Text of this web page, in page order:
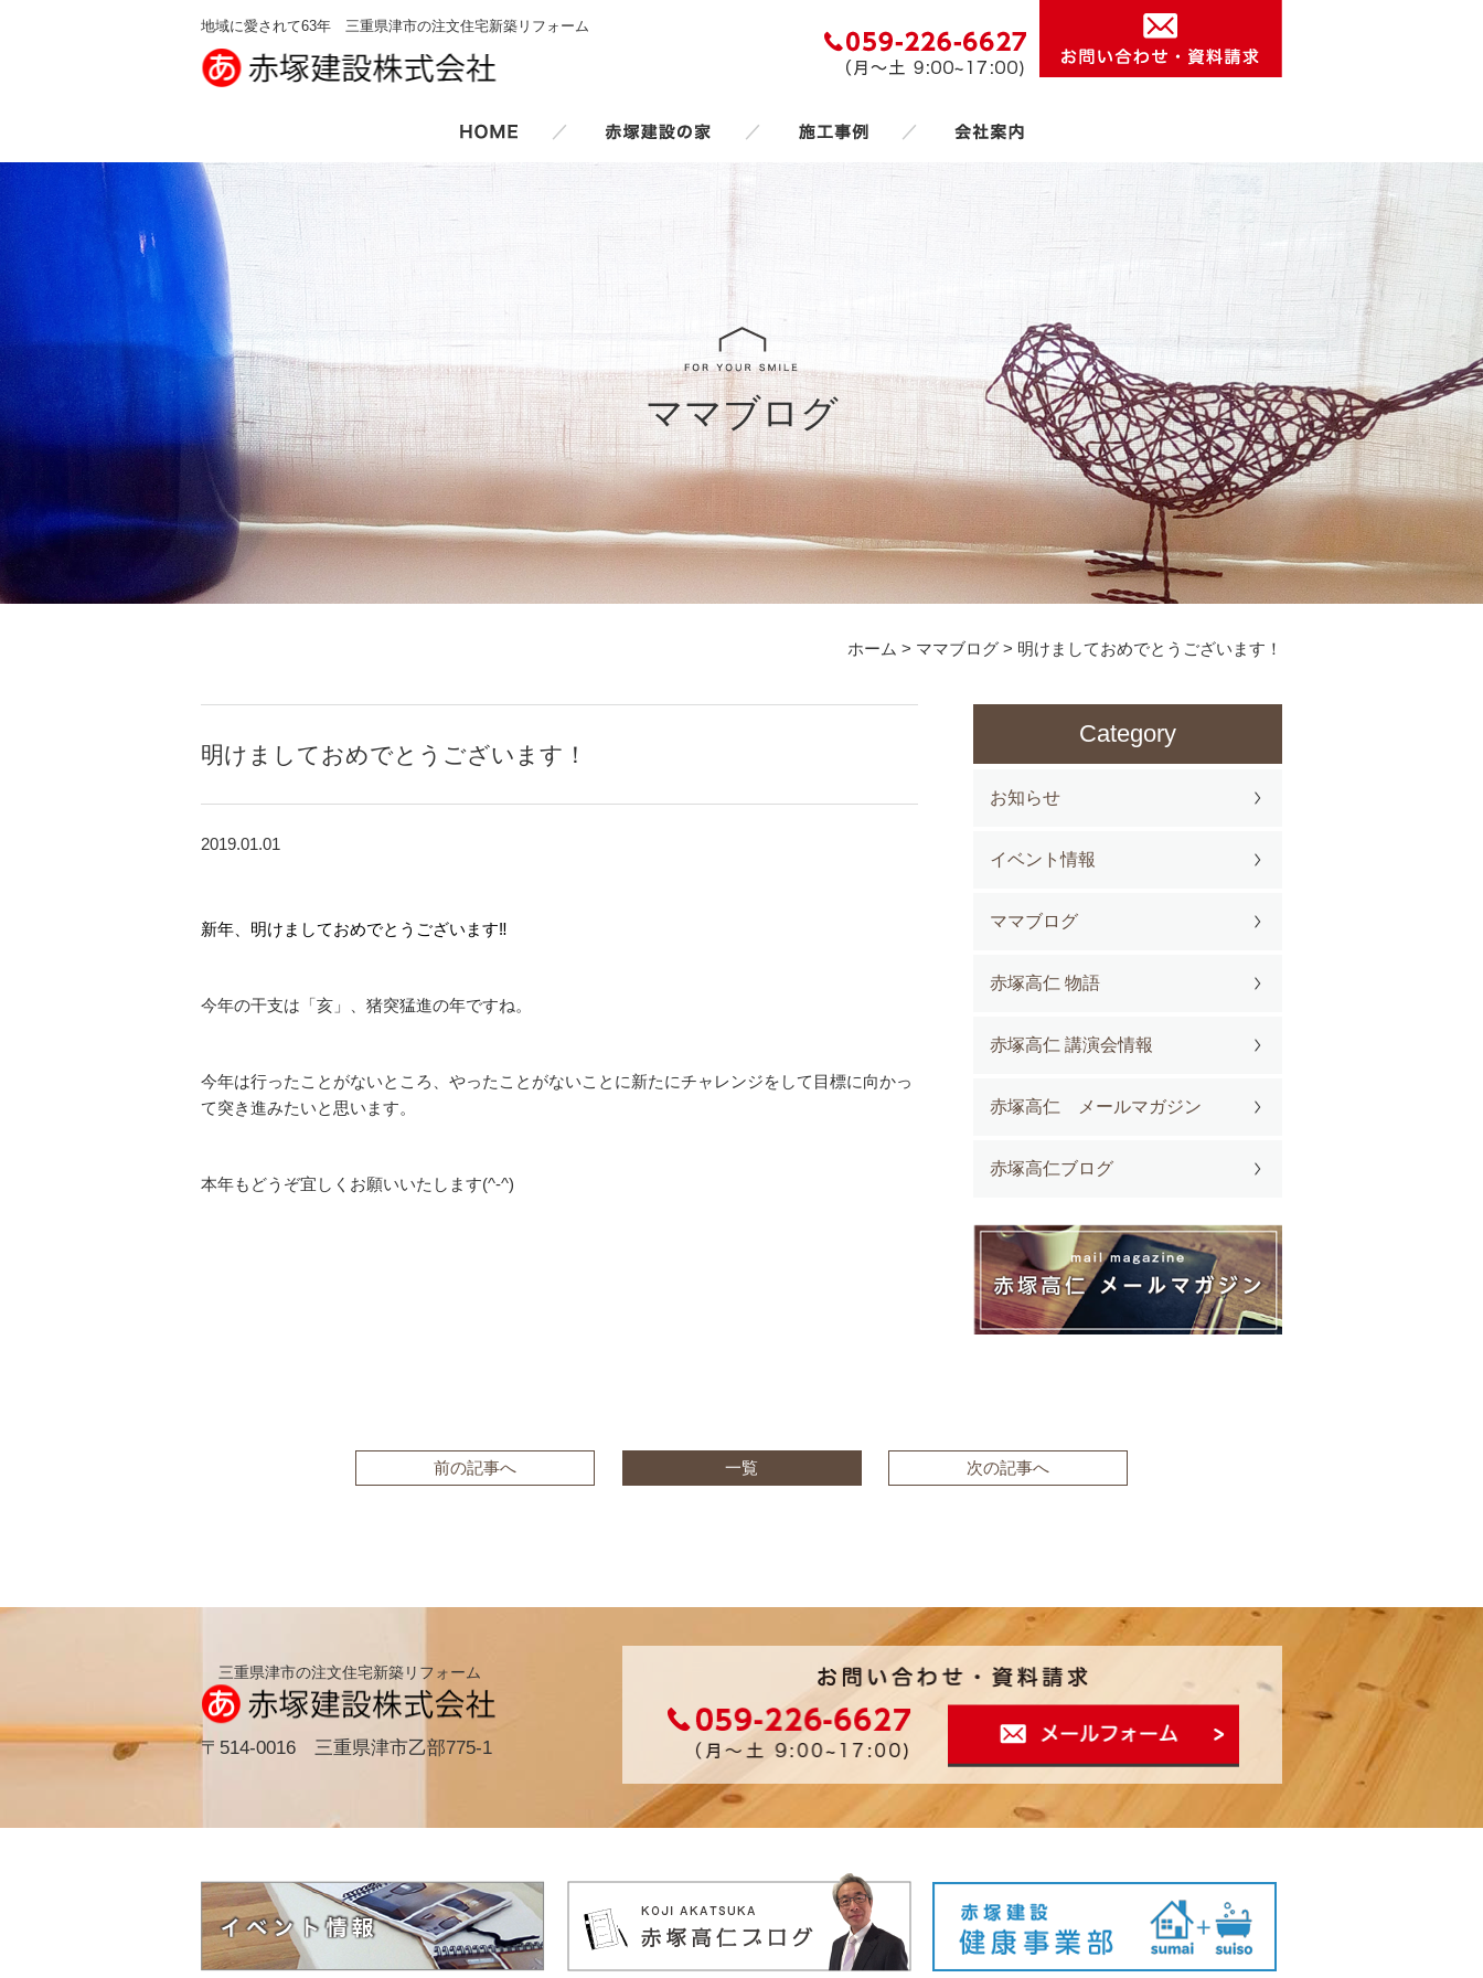
地域に愛されて63年 三重県津市の注文住宅新築リフォーム
／ ／ ／
ママブログ
ホーム > ママブログ > 明けましておめでとうございます！
明けましておめでとうございます！
2019.01.01
新年、明けましておめでとうございます‼
今年の干支は「亥」、猪突猛進の年ですね。
今年は行ったことがないところ、やったことがないことに新たにチャレンジをして目標に向かっ
て突き進みたいと思います。
本年もどうぞ宜しくお願いいたします(^-^)
Category
お知らせ
イベント情報
ママブログ
赤塚高仁 物語
赤塚高仁 講演会情報
赤塚高仁 メールマガジン
赤塚高仁ブログ
前の記事へ 一覧 次の記事へ
三重県津市の注文住宅新築リフォーム
〒514-0016 三重県津市乙部775-1